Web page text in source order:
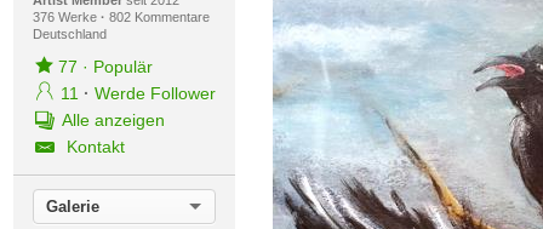
376 Werke · 802 Kommentare
Deutschland
77 · Populär
11 · Werde Follower
Alle anzeigen
Kontakt
Galerie